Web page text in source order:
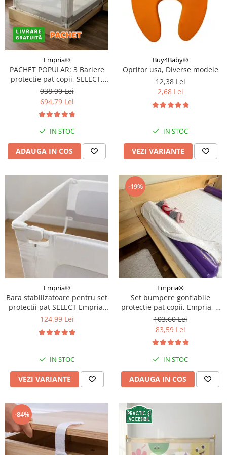
Empria®
PACHET POPULAR: 3 Bariere
protectie pat copii, SELECT,
160x200 cm
938,90 Lei
694,79 Lei
IN STOC
ADAUGA IN COS
Buy4Baby®
Opritor usa, Diverse modele
12,38 Lei
2,68 Lei
IN STOC
VEZI VARIANTE
Empria®
Bara stabilizatoare pentru set
protectii pat SELECT Empria,
stabilizator metalic, Diverse
124,99 Lei
IN STOC
VEZI VARIANTE
-19%
Empria®
Set bumpere gonflabile
protectie pat copii, Empria, 2
bucati, portabile, 120x20x15
cm
103,60 Lei
83,59 Lei
IN STOC
ADAUGA IN COS
-84%